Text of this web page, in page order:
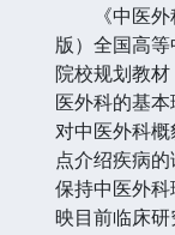
《中医外
版）全国高
院校规划教
医外科的基
对中医外科
点介绍疾病
保持中医外
映目前临床研